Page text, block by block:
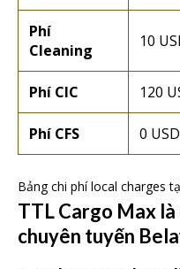
Phí
Cleaning
10
Phí CIC 120
Phí CFS 0 USD
Bảng chi phí local charges
TTL Cargo Max là
chuyên tuyến